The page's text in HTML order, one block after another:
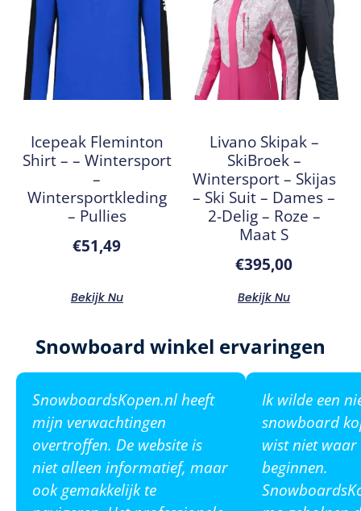
Icepeak Fleminton
Shirt – – Wintersport
–
Wintersportkleding
– Pullies
€51,49
Bekijk Nu
Livano Skipak –
SkiBroek –
Wintersport – Skijas
– Ski Suit – Dames –
2-Delig – Roze –
Maat S
€395,00
Bekijk Nu
Snowboard winkel ervaringen
SnowboardsKopen.nl heeft
mijn verwachtingen
overtroffen. De website is
niet alleen informatief, maar
ook gemakkelijk te
Ik wilde een
snowboard
wist niet waar
beginnen.